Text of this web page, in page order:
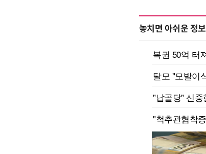
놓치면 아쉬운 정보